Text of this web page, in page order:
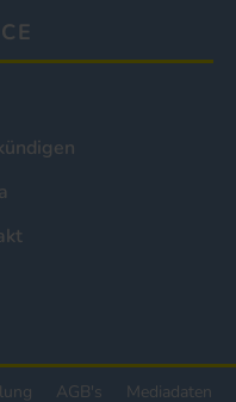
AGB's Mediadaten